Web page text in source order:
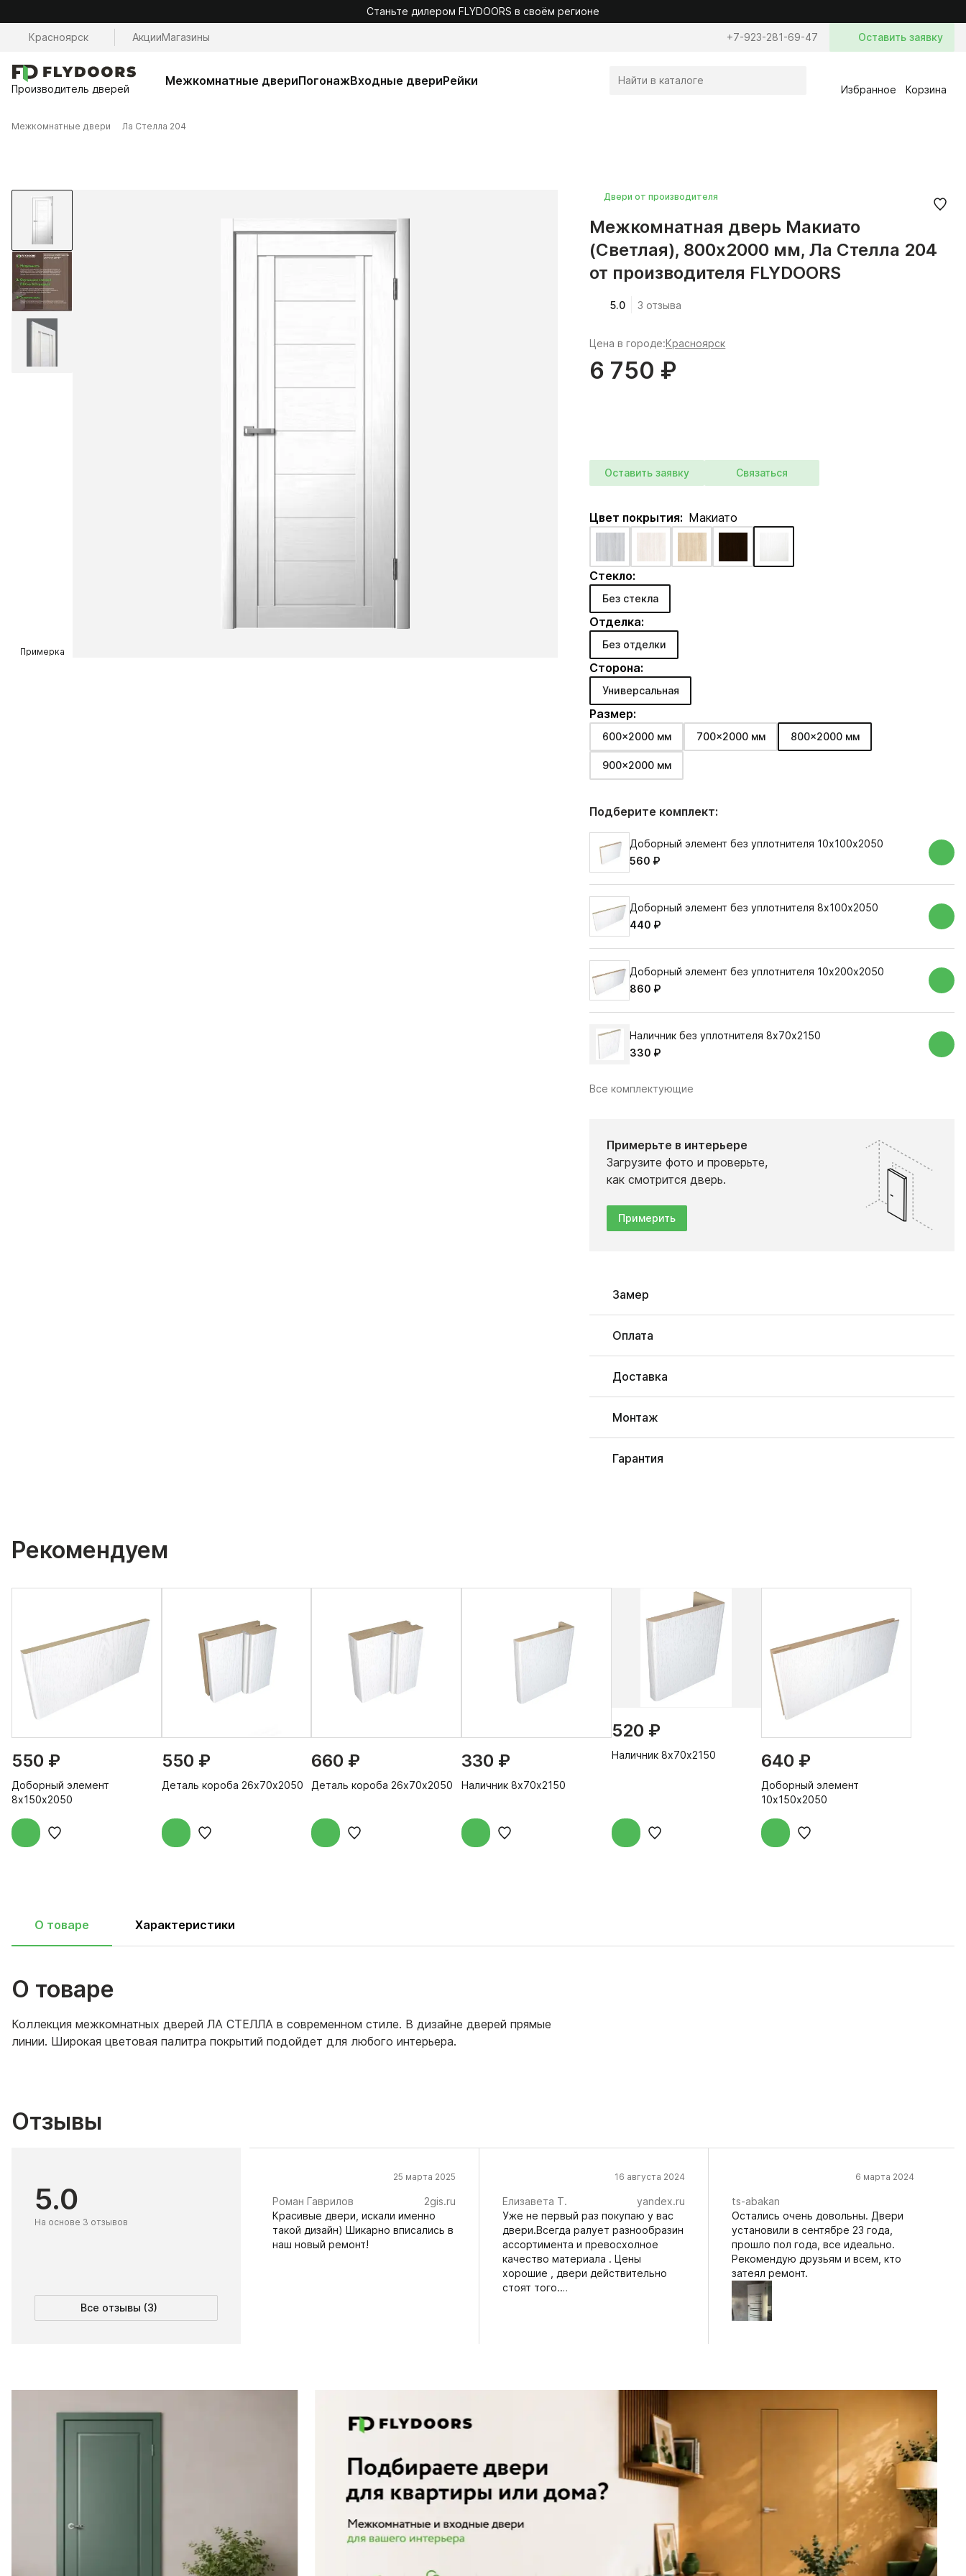
Станьте дилером FLYDOORS в своём регионе
Красноярск АкцииМагазины +7-923-281-69-47 Оставить заявку
Производитель дверей
Межкомнатные двериПогонажВходные двериРейки
Избранное Корзина
Межкомнатные двери Ла Стелла 204
Примерка
Двери от производителя
Межкомнатная дверь Макиато
(Светлая), 800x2000 мм, Ла Стелла 204
от производителя FLYDOORS
5.0 3 отзыва
Цена в городе:Красноярск
6 750 ₽
Оставить заявку Связаться
Цвет покрытия: Макиато
Стекло:
Без стекла
Отделка:
Без отделки
Сторона:
Универсальная
Размер:
600x2000 мм 700x2000 мм 800x2000 мм
900x2000 мм
Подберите комплект:
Доборный элемент без уплотнителя 10х100х2050
560 ₽
Доборный элемент без уплотнителя 8х100х2050
440 ₽
Доборный элемент без уплотнителя 10х200х2050
860 ₽
Наличник без уплотнителя 8х70х2150
330 ₽
Все комплектующие
Примерьте в интерьере
Загрузите фото и проверьте,
как смотрится дверь.
Примерить
Замер
Оплата
Доставка
Монтаж
Гарантия
Отзывы
5.0
На основе 3 отзывов
25 марта 2025
​Роман Гаврилов
2gis.ru
Красивые двери, искали именно
такой дизайн) Шикарно вписались в
наш новый ремонт!
16 августа 2024
Елизавета Т.
yandex.ru
Уже не первый раз покупаю у вас
двери.Всегда ралует разнообразин
ассортимента и превосхолное
качество материала . Цены
хорошие , двери действительно
стоят того.…
6 марта 2024
ts-abakan
Остались очень довольны. Двери
установили в сентябре 23 года,
прошло пол года, все идеально.
Рекомендую друзьям и всем, кто
затеял ремонт.
Все отзывы (3)
Рекомендуем
550 ₽
Доборный элемент
8х150х2050
550 ₽
Деталь короба 26х70х2050
660 ₽
Деталь короба 26х70х2050
330 ₽
Наличник 8х70х2150
520 ₽
Наличник 8х70х2150 640 ₽
Доборный элемент
10х150х2050
О товаре Характеристики
О товаре
Коллекция межкомнатных дверей ЛА СТЕЛЛА в современном стиле. В дизайне дверей прямые
линии. Широкая цветовая палитра покрытий подойдет для любого интерьера.